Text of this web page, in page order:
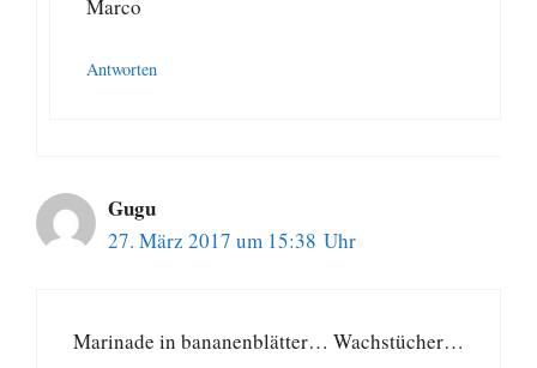
Marco
Antworten
Gugu
27. März 2017 um 15:38 Uhr
Marinade in bananenblätter… Wachstücher…